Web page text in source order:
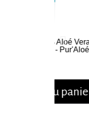
Aperçu rapide
Bio 70% Aloé
Bio - 75ml - Pur'Aloé
Ajouter au